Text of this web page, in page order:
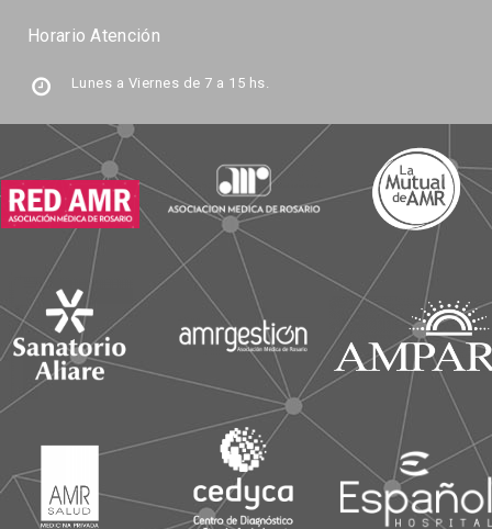
Horario Atención
Lunes a Viernes de 7 a 15 hs.